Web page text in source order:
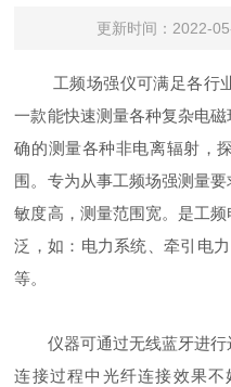
更新时间：2022-
工频场强仪可满足各行业
一款能快速测量各种复杂电
确的测量各种非电离辐射，
围。专为从事工频场强测量
敏度高，测量范围宽。是工
泛，如：电力系统、牵引电
等。
仪器可通过无线蓝牙进行
连接过程中光纤连接效果